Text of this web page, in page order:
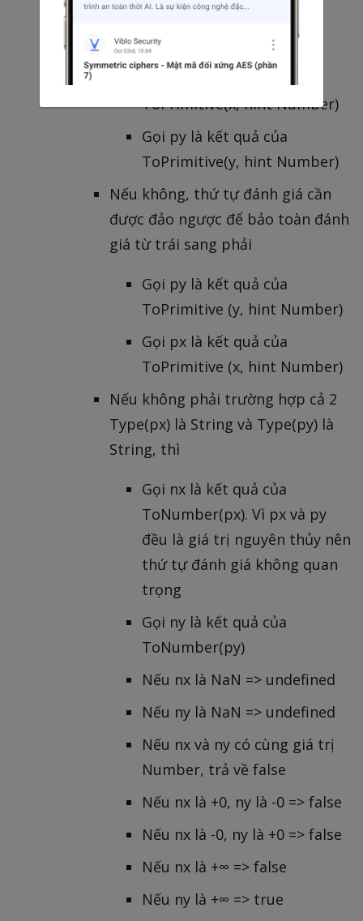
Nếu LeftFirst là true, thì
ToPrimitive(x, hint Number)
Gọi py là kết quả của
ToPrimitive(y, hint Number)
Nếu không, thứ tự đánh giá cần
được đảo ngược để bảo toàn đánh
giá từ trái sang phải
Gọi py là kết quả của
ToPrimitive (y, hint Number)
Gọi px là kết quả của
ToPrimitive (x, hint Number)
Nếu không phải trường hợp cả 2
Type(px) là String và Type(py) là
String, thì
Gọi nx là kết quả của
ToNumber(px). Vì px và py
đều là giá trị nguyên thủy nên
thứ tự đánh giá không quan
trọng
Gọi ny là kết quả của
ToNumber(py)
Nếu nx là NaN => undefined
Nếu ny là NaN => undefined
Nếu nx và ny có cùng giá trị
Number, trả về false
Nếu nx là +0, ny là -0 => false
Nếu nx là -0, ny là +0 => false
Nếu nx là +∞ => false
Nếu ny là +∞ => true